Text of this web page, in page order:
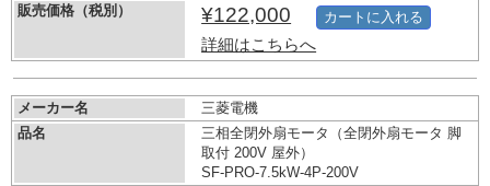
販売価格（税別）
¥122,000
詳細はこちらへ
カートに入れる
メーカー名
三菱電機
品名
三相全閉外扇モータ（全閉外扇モータ 脚
取付 200V 屋外）
SF-PRO-7.5kW-4P-200V